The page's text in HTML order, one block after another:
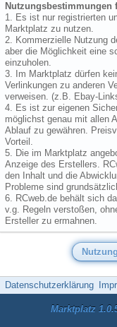
Nutzungsbestimmungen
1. Es ist nur registrierten
Marktplatz zu nutzen.
2. Kommerzielle Nutzung
aber die Möglichkeit eine
einzuholen.
3. Im Marktplatz dürfen
Verlinkungen zu anderen
verweisen. (z.B. Ebay-
4. Es ist zur eigenen
möglichst genau mit allen
Ablauf zu gewähren.
Vorteil.
5. Die im Marktplatz
Anzeige des Erstellers.
den Inhalt und die
Probleme sind
6. RCweb.de behält sich
v.g. Regeln verstoßen,
Ersteller zu ermahnen.
Datenschutzerklärung
Marktplatz